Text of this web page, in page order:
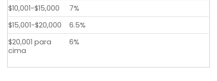
$10,001-$15,000
7%
$15,001-$20,000
6.5%
$20,001 para
cima
6%